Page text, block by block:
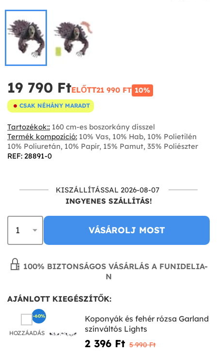
19 790 Ft‎ELŐTT21 990 FT‎ 10%
CSAK NÉHÁNY MARADT
Tartozékok:: 160 cm-es boszorkány dísszel
Termék kompozíció: 10% Vas, 10% Hab, 10% Polietilén
10% Poliuretán, 10% Papír, 15% Pamut, 35% Poliészter
REF: 28891-0
KISZÁLLÍTÁSSAL 2026-08-07
INGYENES SZÁLLÍTÁS!
VÁSÁROLJ MOST
100% BIZTONSÁGOS VÁSÁRLÁS A FUNIDELIA-
N
AJÁNLOTT KIEGÉSZÍTŐK:
HOZZÁADÁS
Koponyák és fehér rózsa Garland
színváltós Lights
2 396 Ft‎ 5 990 Ft‎
-60%